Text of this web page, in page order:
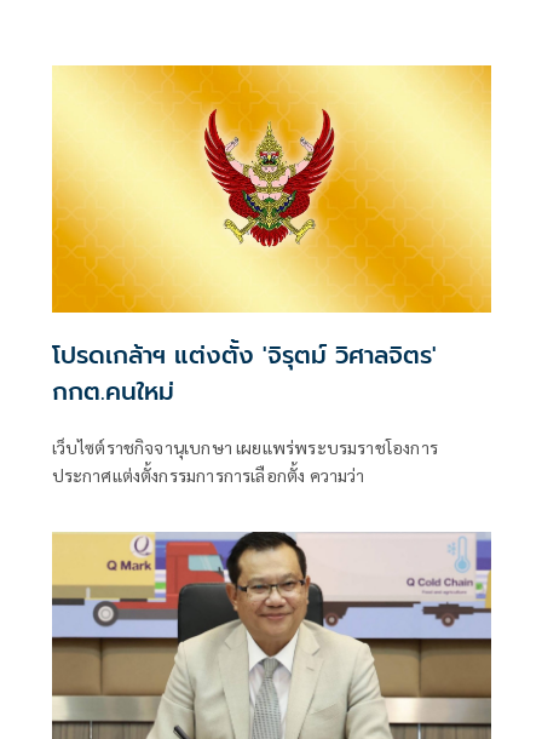
โปรดเกล้าฯ แต่งตั้ง 'จิรุตม์ วิศาลจิตร'
กกต.คนใหม่
เว็บไซต์ราชกิจจานุเบกษา เผยแพร่พระบรมราชโองการ
ประกาศแต่งตั้งกรรมการการเลือกตั้ง ความว่า